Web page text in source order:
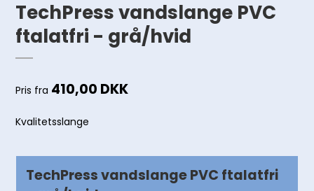
TechPress vandslange PVC
ftalatfri - grå/hvid
Pris fra 410,00 DKK
Kvalitetsslange
TechPress vandslange PVC ftalatfri